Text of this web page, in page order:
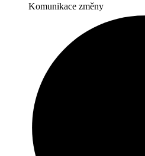
Komunikace změny